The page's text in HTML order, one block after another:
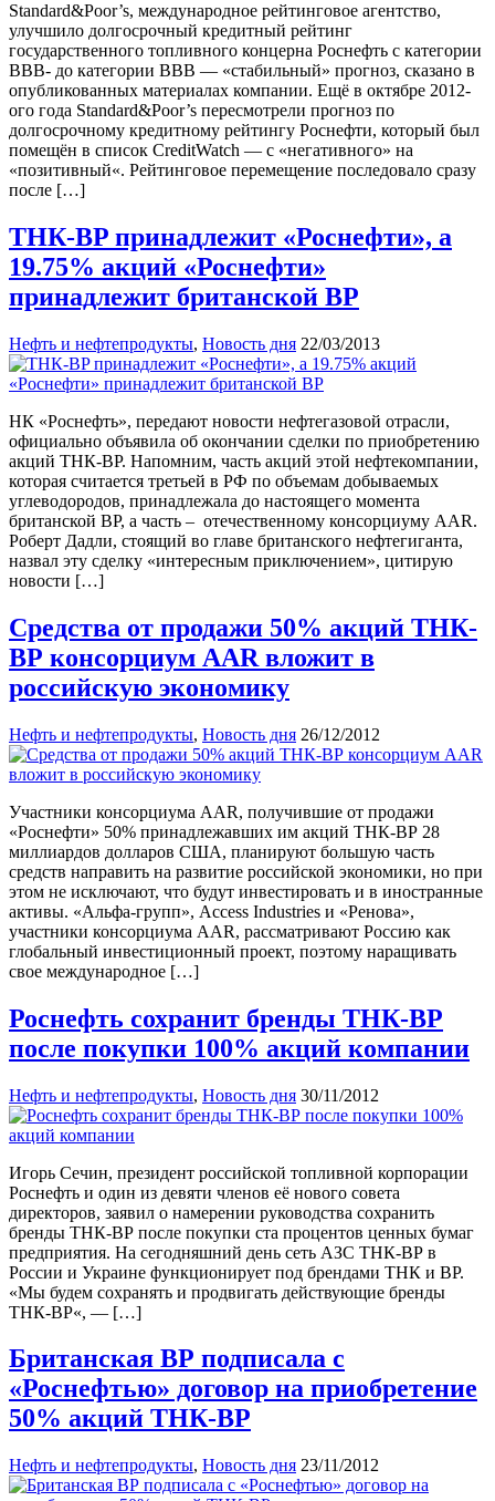
Standard&Poor’s, международное рейтинговое агентство,
улучшило долгосрочный кредитный рейтинг
государственного топливного концерна Роснефть с категории
BBB- до категории BBB — «стабильный» прогноз, сказано в
опубликованных материалах компании. Ещё в октябре 2012-
ого года Standard&Poor’s пересмотрели прогноз по
долгосрочному кредитному рейтингу Роснефти, который был
помещён в список CreditWatch — с «негативного» на
«позитивный«. Рейтинговое перемещение последовало сразу
после […]
ТНК-BP принадлежит «Роснефти», а
19.75% акций «Роснефти»
принадлежит британской BP
Нефть и нефтепродукты, Новость дня 22/03/2013
НК «Роснефть», передают новости нефтегазовой отрасли,
официально объявила об окончании сделки по приобретению
акций ТНК-BP. Напомним, часть акций этой нефтекомпании,
которая считается третьей в РФ по объемам добываемых
углеводородов, принадлежала до настоящего момента
британской BP, а часть – отечественному консорциуму AAR.
Роберт Дадли, стоящий во главе британского нефтегиганта,
назвал эту сделку «интересным приключением», цитирую
новости […]
Средства от продажи 50% акций ТНК-
ВР консорциум AAR вложит в
российскую экономику
Нефть и нефтепродукты, Новость дня 26/12/2012
Участники консорциума AAR, получившие от продажи
«Роснефти» 50% принадлежавших им акций ТНК-ВР 28
миллиардов долларов США, планируют большую часть
средств направить на развитие российской экономики, но при
этом не исключают, что будут инвестировать и в иностранные
активы. «Альфа-групп», Access Industries и «Ренова»,
участники консорциума ААR, рассматривают Россию как
глобальный инвестиционный проект, поэтому наращивать
свое международное […]
Роснефть сохранит бренды ТНК-ВР
после покупки 100% акций компании
Нефть и нефтепродукты, Новость дня 30/11/2012
Игорь Сечин, президент российской топливной корпорации
Роснефть и один из девяти членов её нового совета
директоров, заявил о намерении руководства сохранить
бренды ТНК-ВР после покупки ста процентов ценных бумаг
предприятия. На сегодняшний день сеть АЗС ТНК-ВР в
России и Украине функционирует под брендами ТНК и ВР.
«Мы будем сохранять и продвигать действующие бренды
ТНК-ВР«, — […]
Британская ВР подписала с
«Роснефтью» договор на приобретение
50% акций ТНК-ВР
Нефть и нефтепродукты, Новость дня 23/11/2012